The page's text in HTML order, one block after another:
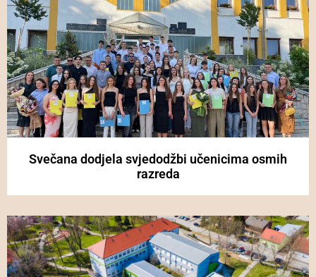
Svečana dodjela svjedodžbi učenicima osmih
razreda